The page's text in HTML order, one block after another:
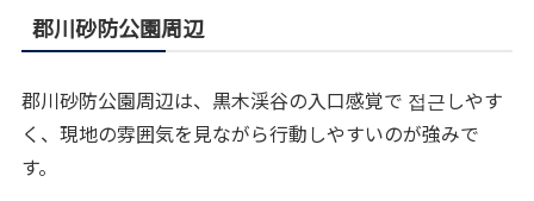
郡川砂防公園周辺
郡川砂防公園周辺は、黒木渓谷の入口感覚で 접근しやす
く、現地の雰囲気を見ながら行動しやすいのが強みで
す。